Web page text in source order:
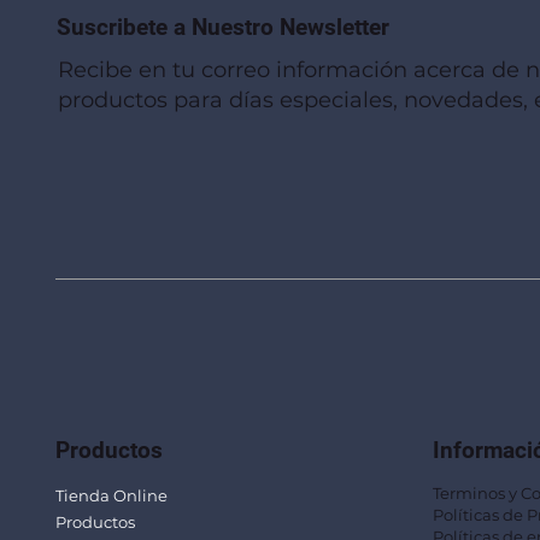
Suscribete a Nuestro Newsletter
Recibe en tu correo información acerca de
productos para días especiales, novedades,
Productos
Tienda Online
Productos
Terminos y
Políticas de